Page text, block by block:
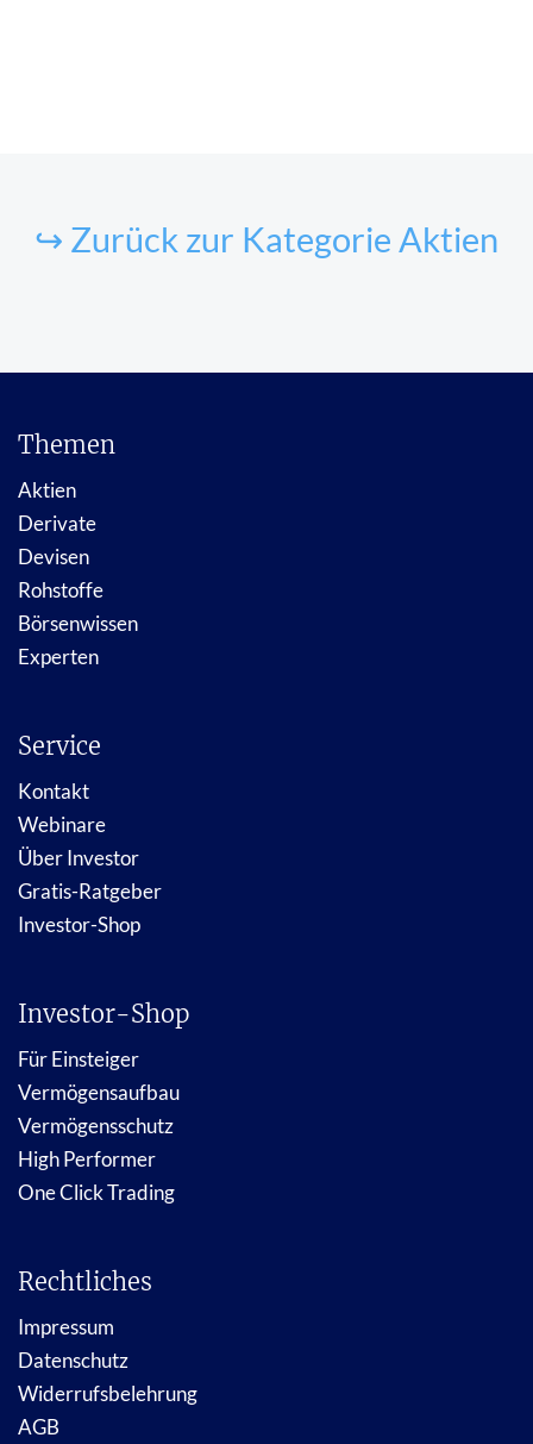
↪ Zurück zur Kategorie Aktien
Themen
Aktien
Derivate
Devisen
Rohstoffe
Börsenwissen
Experten
Service
Kontakt
Webinare
Über Investor
Gratis-Ratgeber
Investor-Shop
Investor-Shop
Für Einsteiger
Vermögensaufbau
Vermögensschutz
High Performer
One Click Trading
Rechtliches
Impressum
Datenschutz
Widerrufsbelehrung
AGB